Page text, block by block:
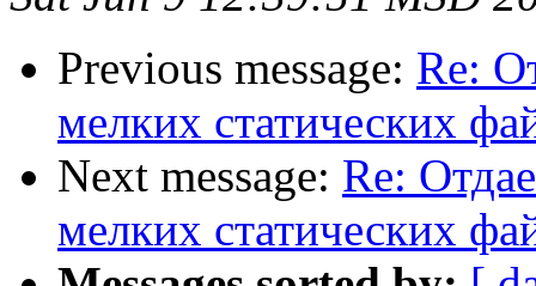
Previous message: Re:
мелких статических
Next message: Re:
мелких статических